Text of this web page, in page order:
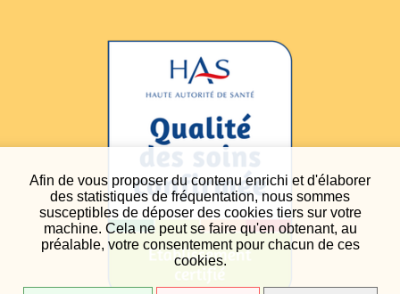
Afin de vous proposer du contenu enrichi et d'élaborer
des statistiques de fréquentation, nous sommes
susceptibles de déposer des cookies tiers sur votre
machine. Cela ne peut se faire qu'en obtenant, au
préalable, votre consentement pour chacun de ces
cookies.